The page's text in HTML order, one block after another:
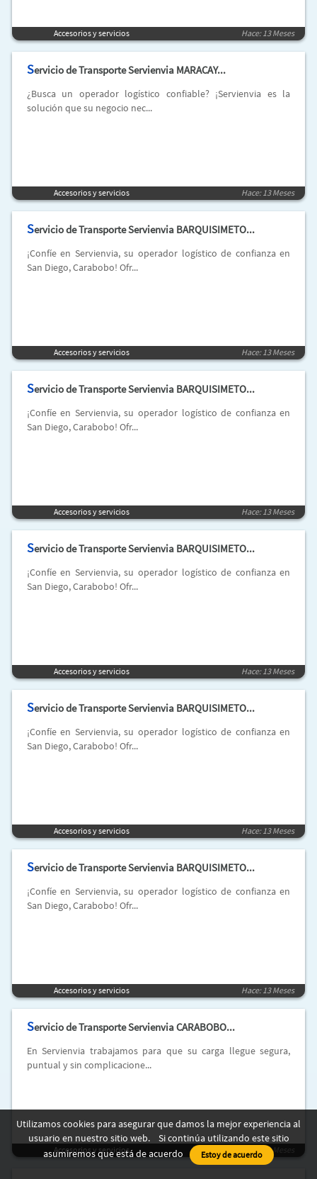
Accesorios y servicios Hace: 13 Meses
Servicio de Transporte Servienvia MARACAY...
¿Busca un operador logístico confiable? ¡Servienvia es la
solución que su negocio nec...
Accesorios y servicios Hace: 13 Meses
Servicio de Transporte Servienvia BARQUISIMETO...
¡Confíe en Servienvia, su operador logístico de confianza en
San Diego, Carabobo! Ofr...
Accesorios y servicios Hace: 13 Meses
Servicio de Transporte Servienvia BARQUISIMETO...
¡Confíe en Servienvia, su operador logístico de confianza en
San Diego, Carabobo! Ofr...
Accesorios y servicios Hace: 13 Meses
Servicio de Transporte Servienvia BARQUISIMETO...
¡Confíe en Servienvia, su operador logístico de confianza en
San Diego, Carabobo! Ofr...
Accesorios y servicios Hace: 13 Meses
Servicio de Transporte Servienvia BARQUISIMETO...
¡Confíe en Servienvia, su operador logístico de confianza en
San Diego, Carabobo! Ofr...
Accesorios y servicios Hace: 13 Meses
Servicio de Transporte Servienvia BARQUISIMETO...
¡Confíe en Servienvia, su operador logístico de confianza en
San Diego, Carabobo! Ofr...
Accesorios y servicios Hace: 13 Meses
Servicio de Transporte Servienvia CARABOBO...
En Servienvia trabajamos para que su carga llegue segura,
puntual y sin complicacione...
Accesorios y servicios Hace: 13 Meses
Utilizamos cookies para asegurar que damos la mejor experiencia al
usuario en nuestro sitio web. Si continúa utilizando este sitio
asumiremos que está de acuerdo
Estoy de acuerdo